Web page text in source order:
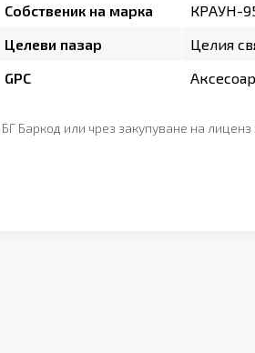
Собственик на марка
КРАУН-
Целеви пазар
Целия
GPC
или чрез закупуване на лиценз